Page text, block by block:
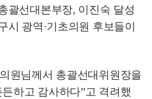
괄선대본부장, 이진숙 달성
시 광역·기초의원 후보들이
원님께서 총괄선대위원장을
하고 감사하다”고 격려했